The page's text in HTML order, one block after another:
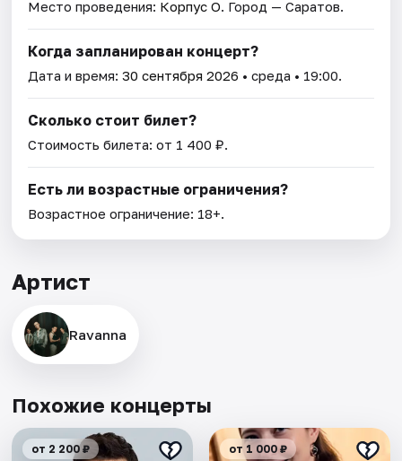
Место проведения: Корпус О. Город — Саратов.
Когда запланирован концерт?
Дата и время:30 сентября 2026 • среда • 19:00.
Сколько стоит билет?
Стоимость билета: от 1 400 ₽.
Есть ли возрастные ограничения?
Возрастное ограничение: 18+.
Артист
Ravanna
Похожие концерты
от 2 200 ₽ от 1 000 ₽